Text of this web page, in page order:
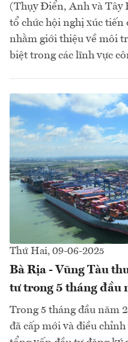
(Thụy Điển, Anh và Tây
tổ chức hội nghị xúc
nhằm giới thiệu về môi
biệt trong các lĩnh vực
Thứ Hai, 09-06-2025
Bà Rịa - Vũng Tàu
tư trong 5 tháng đầu
Trong 5 tháng đầu năm
đã cấp mới và điều